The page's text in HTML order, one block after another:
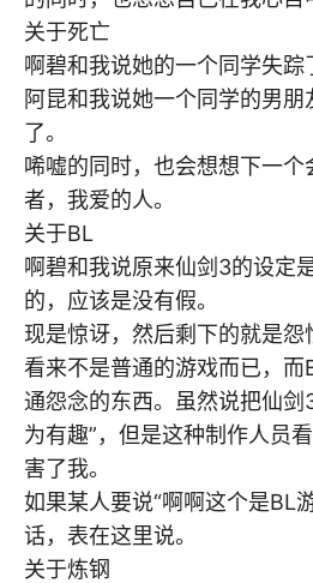
关于死亡
啊碧和我说她的一个同学失踪
阿昆和我说她一个同学的男
了。
唏嘘的同时，也会想想下一
者，我爱的人。
关于BL
啊碧和我说原来仙剑3的设定
的，应该是没有假。
现是惊讶，然后剩下的就是
看来不是普通的游戏而已，而
通怨念的东西。虽然说把仙剑
为有趣”，但是这种制作人员
害了我。
如果某人要说“啊啊这个是BL
话，表在这里说。
关于炼钢